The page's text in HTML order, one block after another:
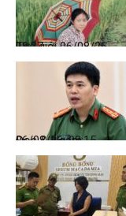
Thế giới
06/08/26, 08:27
Đọc & Ngẫm
06/08/26, 08:15